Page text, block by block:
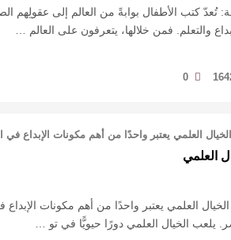
تُعدّ كتب الأطفال بوابةً من العالم إلى عقولِهم
والتعلم. فمن خلالها، يتعرفون على العالم …
0
العلمي يعتبر واحدًا من أهم مكونات الإبداع في
العلمي
العلمي يعتبر واحدًا من أهم مكونات
يلعب الخيال العلمي دورًا حيويًّا في تو …